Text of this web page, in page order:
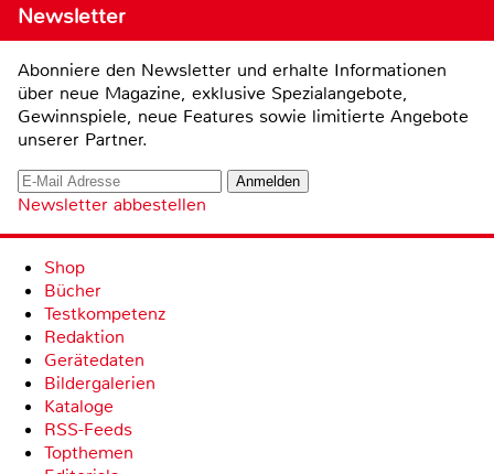
Newsletter
Abonniere den Newsletter und erhalte Informationen
über neue Magazine, exklusive Spezialangebote,
Gewinnspiele, neue Features sowie limitierte Angebote
unserer Partner.
Newsletter abbestellen
Shop
Bücher
Testkompetenz
Redaktion
Gerätedaten
Bildergalerien
Kataloge
RSS-Feeds
Topthemen